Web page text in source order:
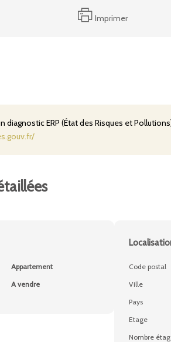
Imprimer
diagnostic ERP (État des Risques et
Appartement
A vendre
Code postal
Ville
Pays
Etage
Nombre